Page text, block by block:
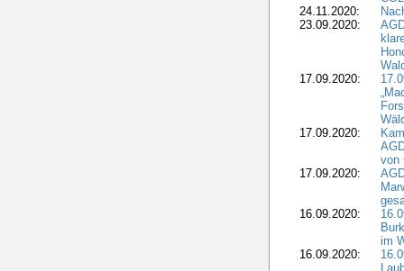
24.11.2020:
23.09.2020:
17.09.2020:
17.09.2020:
von
17.09.2020:
16.09.2020:
im
16.09.2020: